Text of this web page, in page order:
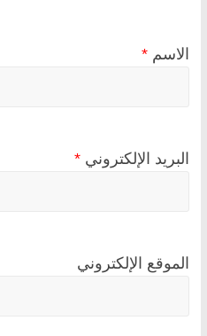
الاسم *
البريد الإلكتروني *
الموقع الإلكتروني